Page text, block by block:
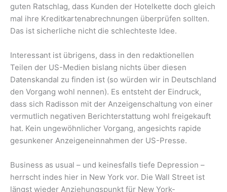
guten Ratschlag, dass Kunden der Hotelkette doch gleich
mal ihre Kreditkartenabrechnungen überprüfen sollten.
Das ist sicherliche nicht die schlechteste Idee.
Interessant ist übrigens, dass in den redaktionellen
Teilen der US-Medien bislang nichts über diesen
Datenskandal zu finden ist (so würden wir in Deutschland
den Vorgang wohl nennen). Es entsteht der Eindruck,
dass sich Radisson mit der Anzeigenschaltung von einer
vermutlich negativen Berichterstattung wohl freigekauft
hat. Kein ungewöhnlicher Vorgang, angesichts rapide
gesunkener Anzeigeneinnahmen der US-Presse.
Business as usual – und keinesfalls tiefe Depression –
herrscht indes hier in New York vor. Die Wall Street ist
längst wieder Anziehungspunkt für New York-